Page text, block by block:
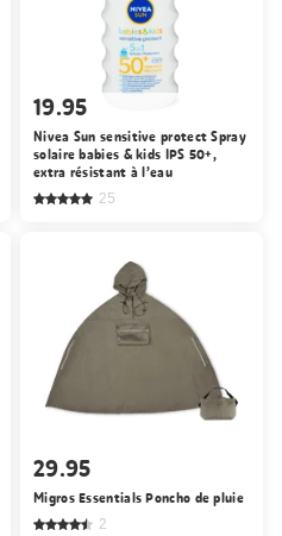
19.95
Nivea Sun sensitive protect Spray
solaire babies & kids IPS 50+,
extra résistant à l’eau
25
29.95
Migros Essentials Poncho de pluie
2